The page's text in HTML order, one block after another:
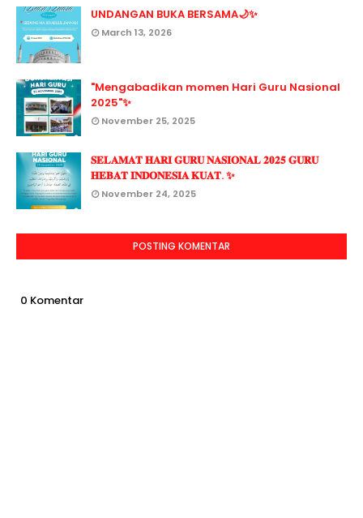
UNDANGAN BUKA BERSAMA🌙✨
March 13, 2026
"Mengabadikan momen Hari Guru Nasional
2025"✨
November 25, 2025
𝐒𝐄𝐋𝐀𝐌𝐀𝐓 𝐇𝐀𝐑𝐈 𝐆𝐔𝐑𝐔 𝐍𝐀𝐒𝐈𝐎𝐍𝐀𝐋 𝟐𝟎𝟐𝟓 𝐆𝐔𝐑𝐔
𝐇𝐄𝐁𝐀𝐓 𝐈𝐍𝐃𝐎𝐍𝐄𝐒𝐈𝐀 𝐊𝐔𝐀𝐓. ✨
November 24, 2025
POSTING KOMENTAR
0 Komentar